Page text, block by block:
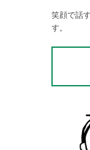
笑顔で話
す。